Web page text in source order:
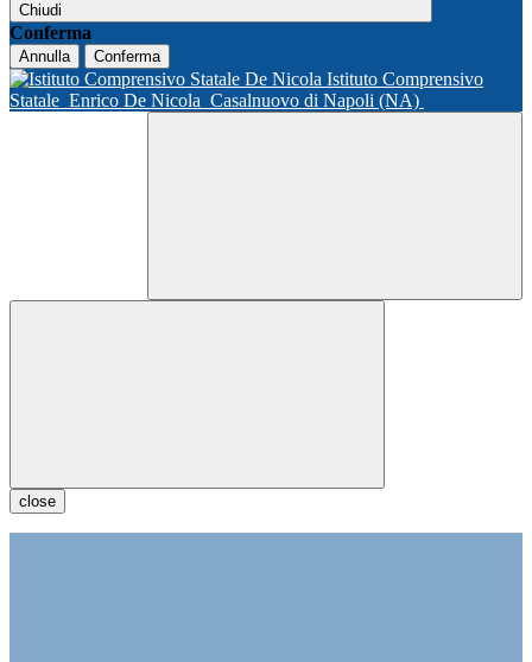
Chiudi
Conferma
Annulla Conferma
Istituto Comprensivo
Statale Enrico De Nicola Casalnuovo di Napoli (NA)
close